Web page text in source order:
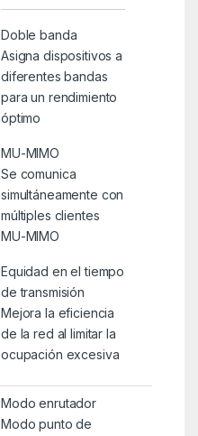
Doble banda
Asigna dispositivos a
diferentes bandas
para un rendimiento
óptimo
MU-MIMO
Se comunica
simultáneamente con
múltiples clientes
MU-MIMO
Equidad en el tiempo
de transmisión
Mejora la eficiencia
de la red al limitar la
ocupación excesiva
Modo enrutador
Modo punto de